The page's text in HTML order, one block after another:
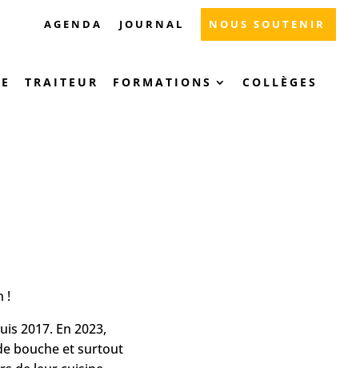
AGENDA JOURNAL NOUS SOUTENIR
TRAITEUR FORMATIONS COLLÈGES
!
2017. En 2023,
bouche et surtout